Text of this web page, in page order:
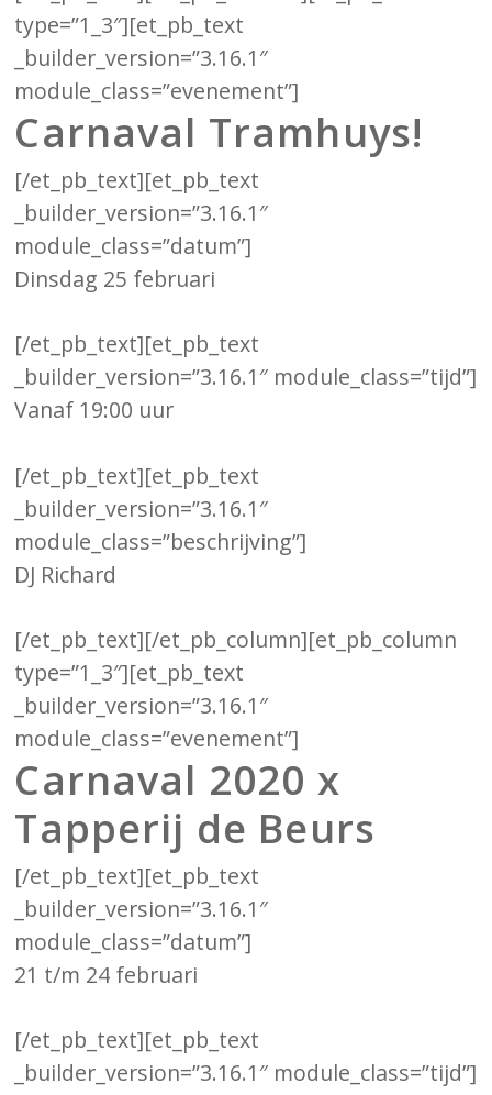
type=”1_3″][et_pb_text
_builder_version=”3.16.1″
module_class=”evenement”]
Carnaval Tramhuys!
[/et_pb_text][et_pb_text
_builder_version=”3.16.1″
module_class=”datum”]
Dinsdag 25 februari
[/et_pb_text][et_pb_text
_builder_version=”3.16.1″ module_class=”tijd”]
Vanaf 19:00 uur
[/et_pb_text][et_pb_text
_builder_version=”3.16.1″
module_class=”beschrijving”]
DJ Richard
[/et_pb_text][/et_pb_column][et_pb_column
type=”1_3″][et_pb_text
_builder_version=”3.16.1″
module_class=”evenement”]
Carnaval 2020 x
Tapperij de Beurs
[/et_pb_text][et_pb_text
_builder_version=”3.16.1″
module_class=”datum”]
21 t/m 24 februari
[/et_pb_text][et_pb_text
_builder_version=”3.16.1″ module_class=”tijd”]